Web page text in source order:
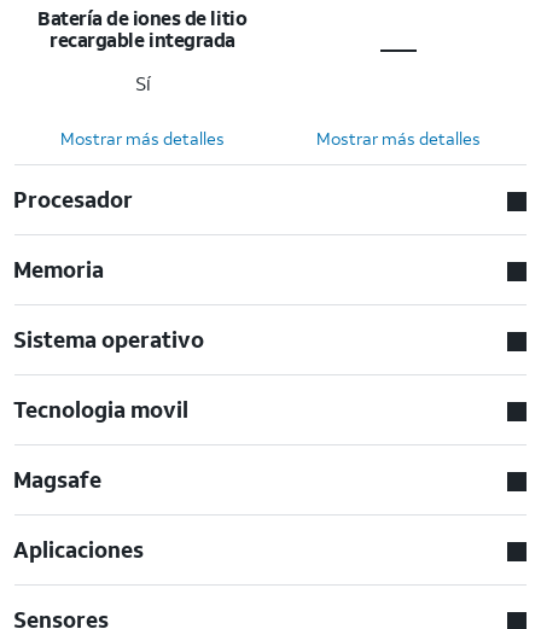
Batería de iones de litio
recargable integrada
Sí
Mostrar más detalles Mostrar más detalles
Procesador
Memoria
Sistema operativo
Tecnologia movil
Magsafe
Aplicaciones
Sensores